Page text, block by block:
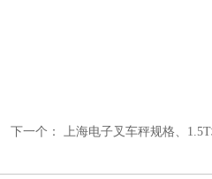
下一个： 上海电子叉车秤规格、